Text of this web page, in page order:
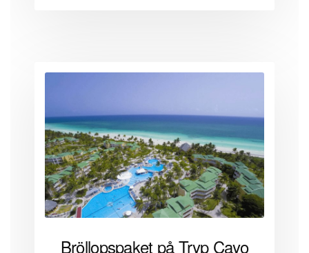
Bröllopspaket på Tryp Cayo